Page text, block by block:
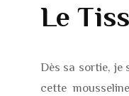
Le
Dès sa sortie, je
cette